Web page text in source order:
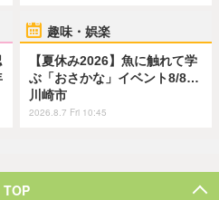
趣味・娯楽
【夏休み2026】魚に触れて学
ぶ「おさかな」イベント8/8…
川崎市
2026.8.7 Fri 10:45
TOP